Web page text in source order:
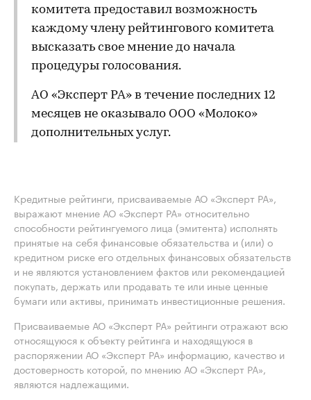
комитета предоставил возможность
каждому члену рейтингового комитета
высказать свое мнение до начала
процедуры голосования.
АО «Эксперт РА» в течение последних 12
месяцев не оказывало ООО «Молоко»
дополнительных услуг.
Кредитные рейтинги, присваиваемые АО «Эксперт РА»,
выражают мнение АО «Эксперт РА» относительно
способности рейтингуемого лица (эмитента) исполнять
принятые на себя финансовые обязательства и (или) о
кредитном риске его отдельных финансовых обязательств
и не являются установлением фактов или рекомендацией
покупать, держать или продавать те или иные ценные
бумаги или активы, принимать инвестиционные решения.
Присваиваемые АО «Эксперт РА» рейтинги отражают всю
относящуюся к объекту рейтинга и находящуюся в
распоряжении АО «Эксперт РА» информацию, качество и
достоверность которой, по мнению АО «Эксперт РА»,
являются надлежащими.